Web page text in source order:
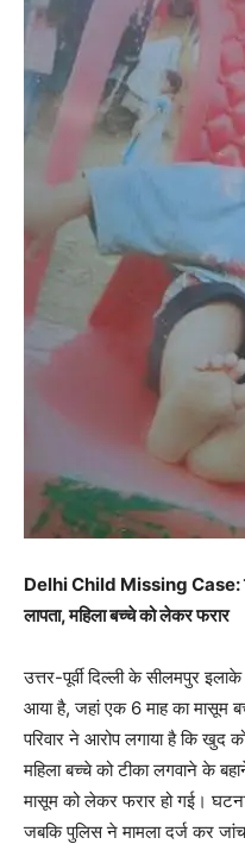
Delhi Child Missing Case:
लापता, महिला बच्चे को लेकर फरार
उत्तर-पूर्वी दिल्ली के सीलमपुर
आया है, जहां एक 6 माह का मासूम
परिवार ने आरोप लगाया है कि खुद
महिला बच्चे को टीका लगवाने के
मासूम को लेकर फरार हो गई।
जबकि पुलिस ने मामला दर्ज कर